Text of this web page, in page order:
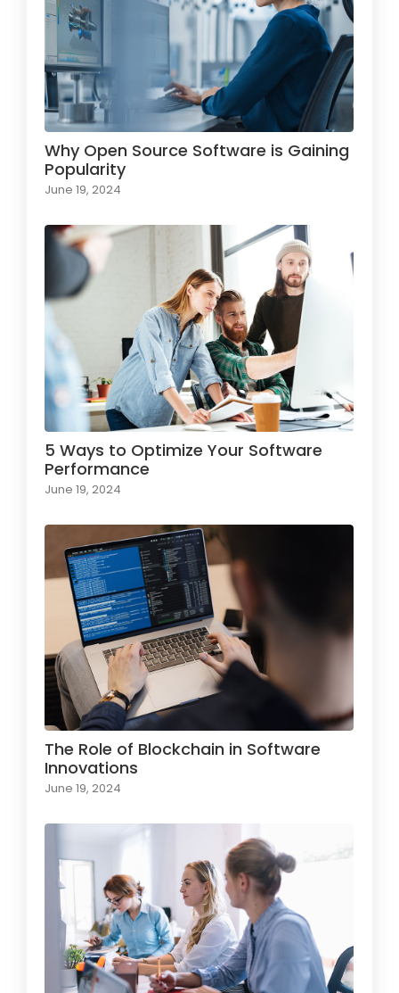
Why Open Source Software is Gaining
Popularity
June 19, 2024
5 Ways to Optimize Your Software
Performance
June 19, 2024
The Role of Blockchain in Software
Innovations
June 19, 2024